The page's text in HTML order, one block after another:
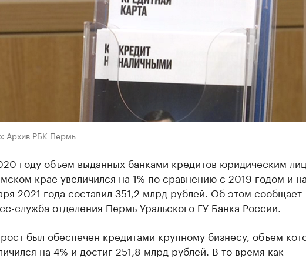
Архив РБК Пермь
году объем выданных банками кредитов юридическим
крае увеличился на 1% по сравнению с 2019 годом и
2021 года составил 351,2 млрд рублей. Об этом сообщает
служба отделения Пермь Уральского ГУ Банка России.
был обеспечен кредитами крупному бизнесу, объем
на 4% и достиг 251,8 млрд рублей. В то время как